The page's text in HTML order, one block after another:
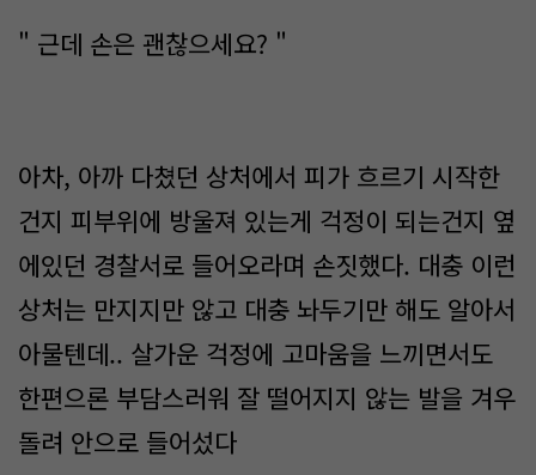
" 근데 손은 괜찮으세요? "
아차, 아까 다쳤던 상처에서 피가 흐르기 시작한
건지 피부위에 방울져 있는게 걱정이 되는건지 옆
에있던 경찰서로 들어오라며 손짓했다. 대충 이런
상처는 만지지만 않고 대충 놔두기만 해도 알아서
아물텐데.. 살가운 걱정에 고마움을 느끼면서도
한편으론 부담스러워 잘 떨어지지 않는 발을 겨우
돌려 안으로 들어섰다